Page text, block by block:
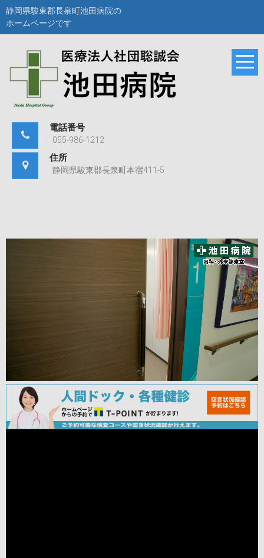
Skip
to
content
静岡県駿東郡長泉町池田病院の
ホームページです
電話番号
055-986-1212
住所
静岡県駿東郡長泉町本宿411-5